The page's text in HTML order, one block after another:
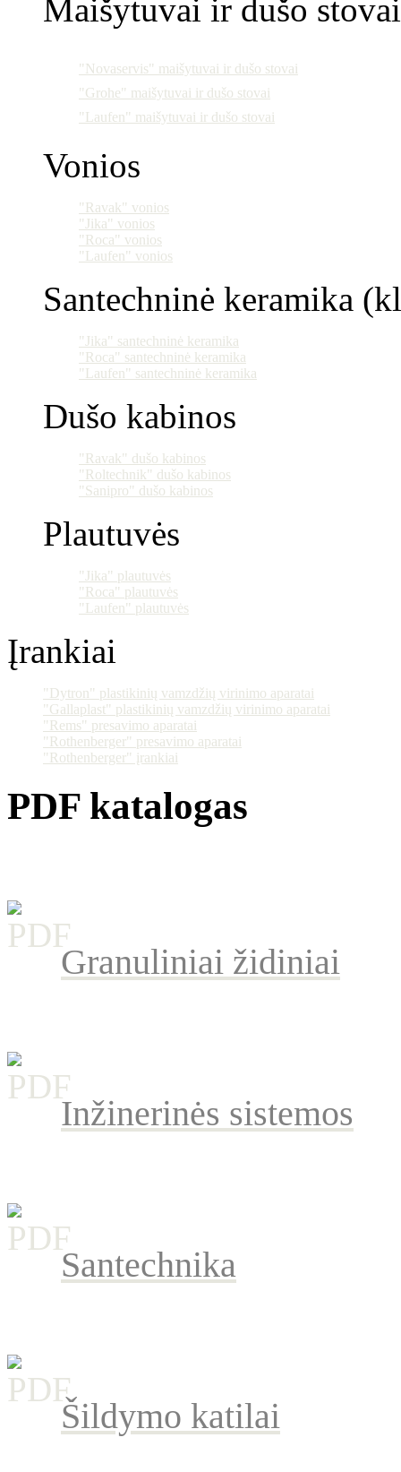
Maišytuvai ir dušo stovai
"Novaservis" maišytuvai ir dušo stovai
"Grohe" maišytuvai ir dušo stovai
"Laufen" maišytuvai ir dušo stovai
Vonios
"Ravak" vonios
"Jika" vonios
"Roca" vonios
"Laufen" vonios
Santechninė keramika
"Jika" santechninė keramika
"Roca" santechninė keramika
"Laufen" santechninė keramika
Dušo kabinos
"Ravak" dušo kabinos
"Roltechnik" dušo kabinos
"Sanipro" dušo kabinos
Plautuvės
"Jika" plautuvės
"Roca" plautuvės
"Laufen" plautuvės
Įrankiai
"Dytron" plastikinių vamzdžių virinimo aparatai
"Gallaplast" plastikinių vamzdžių virinimo aparatai
"Rems" presavimo aparatai
"Rothenberger" presavimo aparatai
"Rothenberger" įrankiai
PDF katalogas
Granuliniai židiniai
Inžinerinės sistemos
Santechnika
Šildymo katilai